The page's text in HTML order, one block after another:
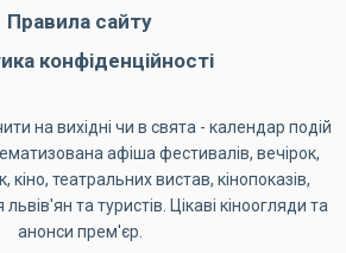
Правила сайту
конфіденційності
на вихідні чи в свята - календар подій
афіша фестивалів, вечірок,
кіно, театральних вистав, кінопоказів,
та туристів. Цікаві кіноогляди та
анонси прем'єр.